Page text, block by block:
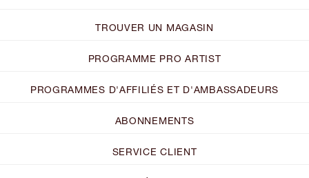
TROUVER UN MAGASIN
PROGRAMME PRO ARTIST
PROGRAMMES D'AFFILIÉS ET D'AMBASSADEURS
ABONNEMENTS
SERVICE CLIENT